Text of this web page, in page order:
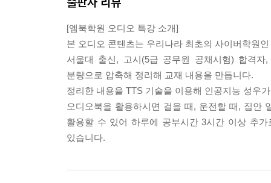
[엠북학원 오디오 특강 소개]
본 오디오 콘텐츠는 우리나라 최초의 사이버학원
서울대 출신, 고시(5급 공무원 공채시험) 합격
분량으로 압축해 정리해 교재 내용을 만듭니다.
정리한 내용을 TTS 기술을 이용해 인공지능 성우
오디오북을 활용하시면 걸을 때, 운전할 때, 집안
활용할 수 있어 하루에 공부시간 3시간 이상 추
있습니다.